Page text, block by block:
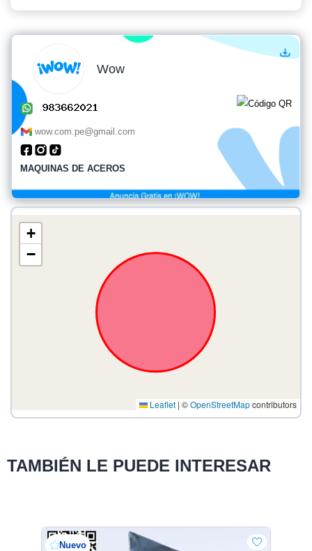
Wow
wow.com.pe@gmail.com
MAQUINAS DE ACEROS
+
−
Leaflet | ©OpenStreetMapcontributors
TAMBIÉN LE PUEDE INTERESAR
Nuevo